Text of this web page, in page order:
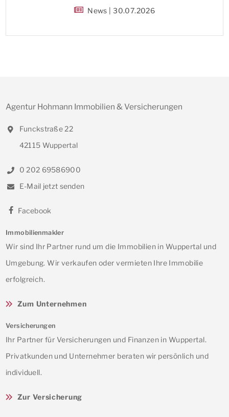
News | 30.07.2026
Agentur Hohmann Immobilien & Versicherungen
Funckstraße 22
42115 Wuppertal
0 202 69586900
E-Mail jetzt senden
Facebook
Immobilienmakler
Wir sind Ihr Partner rund um die Immobilien in Wuppertal und
Umgebung. Wir verkaufen oder vermieten Ihre Immobilie
erfolgreich.
Zum Unternehmen
Versicherungen
Ihr Partner für Versicherungen und Finanzen in Wuppertal.
Privatkunden und Unternehmer beraten wir persönlich und
individuell.
Zur Versicherung